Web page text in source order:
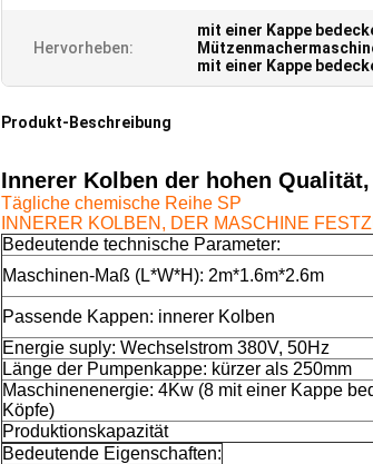
Hervorheben:
mit einer Kappe
mit einer Kappe
Produkt-Beschreibung
Innerer Kolben der hohen
Tägliche chemische Reihe SP
INNERER KOLBEN, DER MASCHINE
Bedeutende technische Parameter:
Maschinen-Maß (L*W*H): 2m*1.6m*2.6m
Passende Kappen: innerer Kolben
Energie suply: Wechselstrom 380V, 50Hz
Länge der Pumpenkappe: kürzer als 250mm
Maschinenenergie: 4Kw (8 mit einer Kappe
Köpfe)
Produktionskapazität
Bedeutende Eigenschaften: